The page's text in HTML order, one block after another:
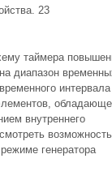
23
таймера
диапазон
внутреннего
возможность
генератора